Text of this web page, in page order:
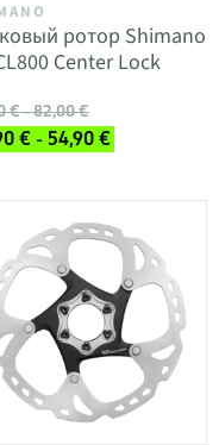
ротор Shimano
Center Lock
€ - 82,00 €
€ - 54,90 €